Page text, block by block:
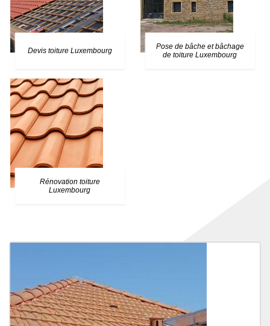
Devis toiture Luxembourg
Pose de bâche et bâchage
de toiture Luxembourg
Rénovation toiture
Luxembourg